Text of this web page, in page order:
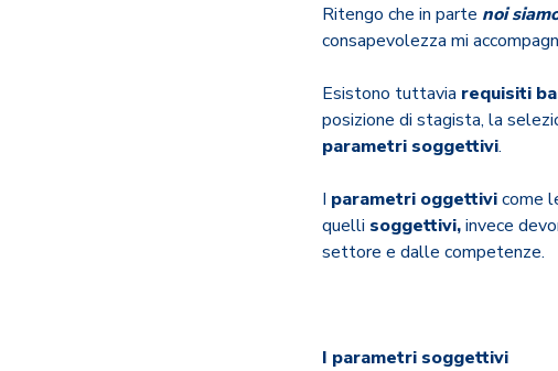
Ritengo che in parte noi
consapevolezza mi
Esistono tuttavia requisiti
posizione di stagista, la
parametri soggettivi.
I parametri oggettivicome
quelli soggettivi,invece
settore e dalle competenze.
I parametri soggettivi